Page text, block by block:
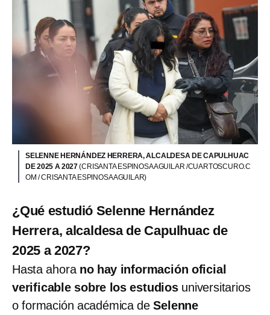
SELENNE HERNÁNDEZ HERRERA, ALCALDESA DE CAPULHUAC
DE 2025 A 2027(CRISANTA ESPINOSA AGUILAR /CUARTOSCURO.C
OM / CRISANTA ESPINOSA AGUILAR)
¿Qué estudió Selenne Hernández
Herrera, alcaldesa de Capulhuac de
2025 a 2027?
Hasta ahora no hay información oficial
verificable sobre los estudios universitarios
o formación académica de Selenne